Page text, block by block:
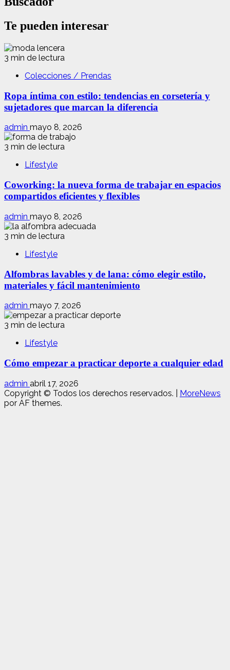
Te pueden interesar
3 min de lectura
Colecciones / Prendas
Ropa íntima con estilo: tendencias en corsetería y
sujetadores que marcan la diferencia
admin mayo 8, 2026
3 min de lectura
Lifestyle
Coworking: la nueva forma de trabajar en espacios
compartidos eficientes y flexibles
admin mayo 8, 2026
3 min de lectura
Lifestyle
Alfombras lavables y de lana: cómo elegir estilo,
materiales y fácil mantenimiento
admin mayo 7, 2026
3 min de lectura
Lifestyle
Cómo empezar a practicar deporte a cualquier edad
admin abril 17, 2026
Copyright © Todos los derechos reservados.
MoreNews
por AF themes.